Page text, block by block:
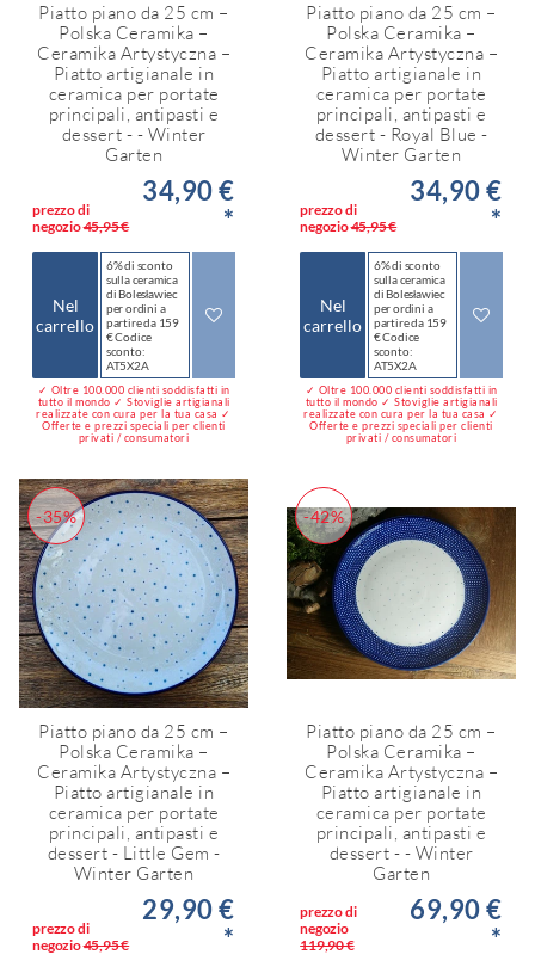
Piatto piano da 25 cm –
Polska Ceramika –
Ceramika Artystyczna –
Piatto artigianale in
ceramica per portate
principali, antipasti e
dessert - - Winter
Garten
prezzo di
negozio45,95 €
34,90 €
*
Nel
carrello
6% di sconto
sulla ceramica
di Bolesławiec
per ordini a
partire da 159
€ Codice
sconto:
AT5X2A
✓ Oltre 100.000 clienti soddisfatti in
tutto il mondo ✓ Stoviglie artigianali
realizzate con cura per la tua casa ✓
Offerte e prezzi speciali per clienti
privati / consumatori
Piatto piano da 25 cm –
Polska Ceramika –
Ceramika Artystyczna –
Piatto artigianale in
ceramica per portate
principali, antipasti e
dessert - Royal Blue -
Winter Garten
prezzo di
negozio45,95 €
34,90 €
*
Nel
carrello
6% di sconto
sulla ceramica
di Bolesławiec
per ordini a
partire da 159
€ Codice
sconto:
AT5X2A
✓ Oltre 100.000 clienti soddisfatti in
tutto il mondo ✓ Stoviglie artigianali
realizzate con cura per la tua casa ✓
Offerte e prezzi speciali per clienti
privati / consumatori
-35%
Piatto piano da 25 cm –
Polska Ceramika –
Ceramika Artystyczna –
Piatto artigianale in
ceramica per portate
principali, antipasti e
dessert - Little Gem -
Winter Garten
prezzo di
negozio45,95 €
29,90 €
*
-42%
Piatto piano da 25 cm –
Polska Ceramika –
Ceramika Artystyczna –
Piatto artigianale in
ceramica per portate
principali, antipasti e
dessert - - Winter
Garten
prezzo di
negozio
119,90 €
69,90 €
*